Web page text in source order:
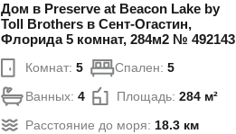
Дом в Preserve at Beacon Lake by
Toll Brothers в Сент-Огастин,
Флорида 5 комнат, 284м2 № 492143
Комнат: 5 Спален: 5
Ванных: 4 Площадь: 284 м²
Расстояние до моря: 18.3 км